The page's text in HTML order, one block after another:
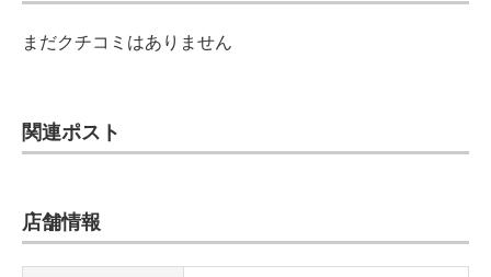
ちょっと気になるネットの話題
まだクチコミはありません
関連ポスト
店舗情報